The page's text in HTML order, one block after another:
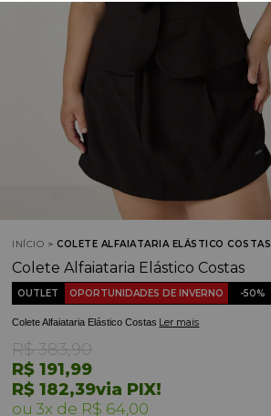
INÍCIO COLETE ALFAIATARIA ELÁSTICO COSTAS
Colete Alfaiataria Elástico Costas
OUTLET OPORTUNIDADES DE INVERNO 50%
Colete Alfaiataria Elástico Costas Ler mais
R$ 182,39via PIX!
R$ 383,90
R$ 191,99
3x R$ 64,00